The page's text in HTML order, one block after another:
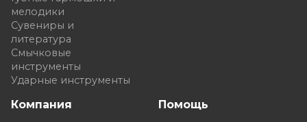
мелодики
Сувениры и
литература
Смычковые
инструменты
Ударные инструменты
Компания Помощь